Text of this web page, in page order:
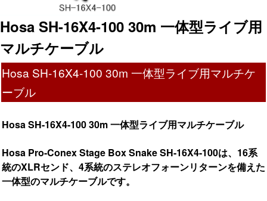
Hosa SH-16X4-100 30m 一体型ライブ用
マルチケーブル
Hosa SH-16X4-100 30m 一体型ライブ用マルチケ
ーブル
Hosa SH-16X4-100 30m 一体型ライブ用マルチケーブル
Hosa Pro-Conex Stage Box Snake SH-16X4-100は、16系
統のXLRセンド、4系統のステレオフォーンリターンを備えた
一体型のマルチケーブルです。